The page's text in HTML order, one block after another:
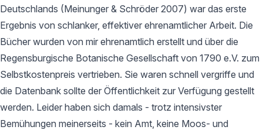
Deutschlands (Meinunger & Schröder 2007) war das erste
Ergebnis von schlanker, effektiver ehrenamtlicher Arbeit. Die
Bücher wurden von mir ehrenamtlich erstellt und über die
Regensburgische Botanische Gesellschaft von 1790 e.V. zum
Selbstkostenpreis vertrieben. Sie waren schnell vergriffe und
die Datenbank sollte der Öffentlichkeit zur Verfügung gestellt
werden. Leider haben sich damals - trotz intensivster
Bemühungen meinerseits - kein Amt, keine Moos- und